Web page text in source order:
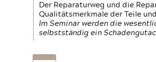
Der Reparaturweg und die
Qualitätsmerkmale der Teile
Im Seminar werden die
selbstständig ein